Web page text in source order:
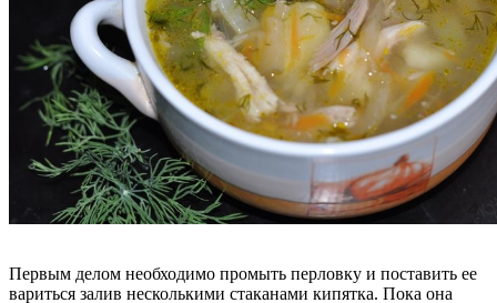
Первым делом необходимо промыть перловку и поставить ее
вариться залив несколькими стаканами кипятка. Пока она